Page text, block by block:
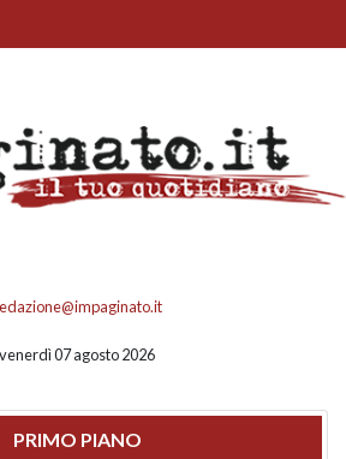
venerdì 07 agosto 2026
PRIMO PIANO